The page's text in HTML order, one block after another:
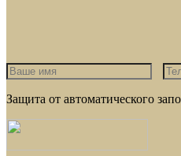
Защита от автоматического